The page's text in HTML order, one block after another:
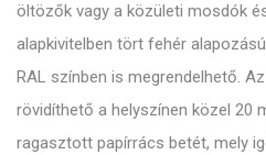
öltözők vagy a közületi mosdók
alapkivitelben tört fehér
RAL színben is megrendelhető.
rövidíthető a helyszínen közel 20
ragasztott papírrács betét, mely